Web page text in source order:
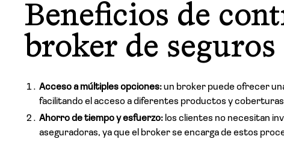
Beneficios de
broker de seguros
Acceso a múltiples opciones:un broker puede ofrecer
facilitando el acceso a diferentes productos y
Ahorro de tiempo y esfuerzo: los clientes no necesitan
aseguradoras, ya que el broker se encarga de estos